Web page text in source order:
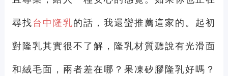
尋找台中隆乳的話，我還蠻推薦這家的。起初
對隆乳其實很不了解，隆乳材質聽說有光滑面
和絨毛面，兩者差在哪？果凍矽膠隆乳好嗎？